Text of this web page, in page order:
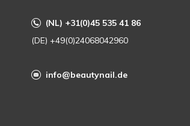
(NL) +31(0)45 535 41 86
(DE) +49(0)24068042960
info@beautynail.de